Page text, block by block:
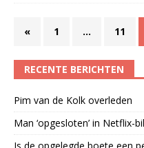
« 1 … 11
RECENTE BERICHTEN
Pim van de Kolk overleden
Man ‘opgesloten’ in Netflix-